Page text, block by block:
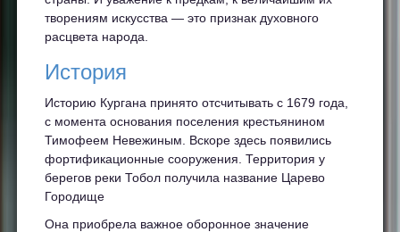
творениям искусства — это признак духовного
расцвета народа.
История
Историю Кургана принято отсчитывать с 1679 года,
с момента основания поселения крестьянином
Тимофеем Невежиным. Вскоре здесь появились
фортификационные сооружения. Территория у
берегов реки Тобол получила название Царево
Городище
Она приобрела важное оборонное значение